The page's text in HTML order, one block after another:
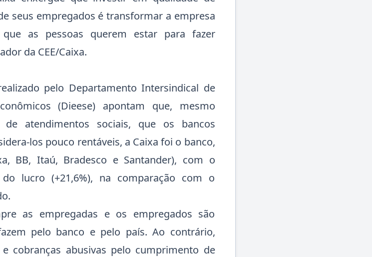
seus empregados é transformar a empresa
as pessoas querem estar para fazer
da CEE/Caixa.
pelo Departamento Intersindical de
(Dieese) apontam que, mesmo
de atendimentos sociais, que os bancos
los pouco rentáveis, a Caixa foi o banco,
BB, Itaú, Bradesco e Santander), com o
lucro (+21,6%), na comparação com o
as empregadas e os empregados são
pelo banco e pelo país. Ao contrário,
cobranças abusivas pelo cumprimento de